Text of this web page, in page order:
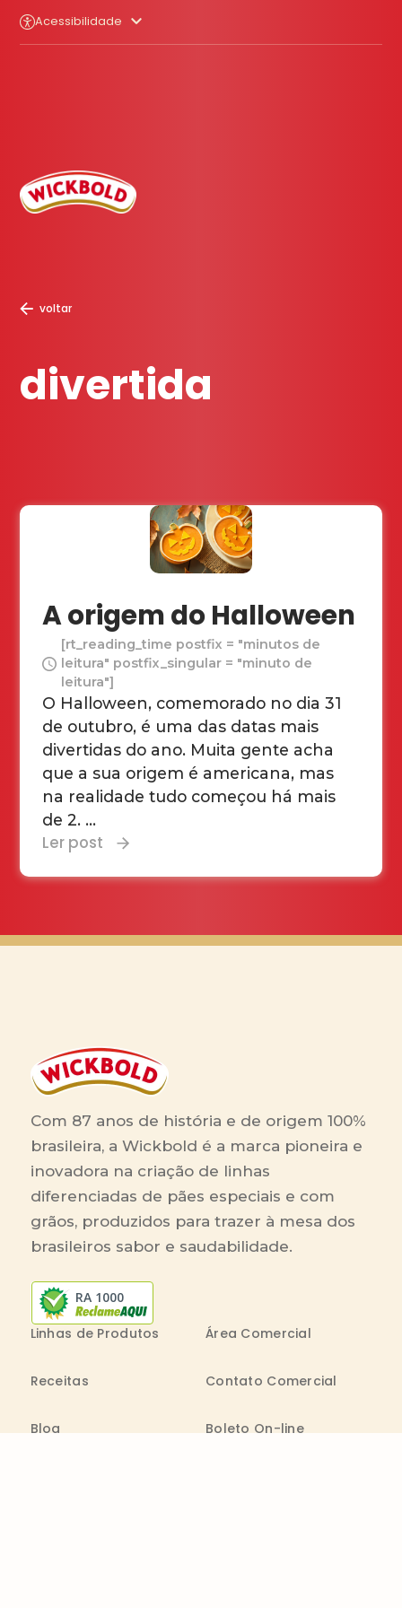
Acessibilidade
voltar
divertida
A origem do Halloween
[rt_reading_time postfix = "minutos de
leitura" postfix_singular = "minuto de
leitura"]
O Halloween, comemorado no dia 31
de outubro, é uma das datas mais
divertidas do ano. Muita gente acha
que a sua origem é americana, mas
na realidade tudo começou há mais
de 2. ...
Ler post
Com 87 anos de história e de origem 100%
brasileira, a Wickbold é a marca pioneira e
inovadora na criação de linhas
diferenciadas de pães especiais e com
grãos, produzidos para trazer à mesa dos
brasileiros sabor e saudabilidade.
RA 1000
Linhas de Produtos Área Comercial
Receitas Contato Comercial
Blog Boleto On-line